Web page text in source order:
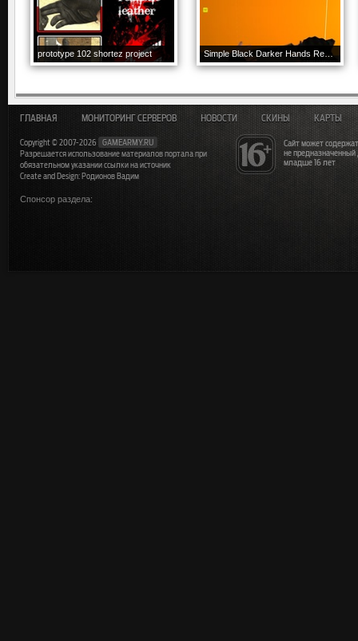
prototype 102 shortez project Simple Black Darker Hands Recolor
Сайт может
не
младше 16 лет
ГЛАВНАЯ МОНИТОРИНГ СЕРВЕРОВ НОВОСТИ СКИНЫ КАРТЫ
Copyright © 2007-2026
GAMEARMY.RU
Разрешается использование материалов портала при
обязательном указании ссылки на источник
Create and Design: Родионов Вадим
Спонсор раздела: